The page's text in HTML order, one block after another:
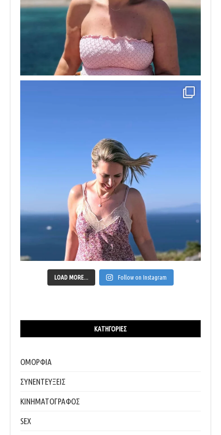
LOAD MORE... Follow on Instagram
ΚΑΤΗΓΟΡΊΕΣ
ΟΜΟΡΦΙΑ
ΣΥΝΕΝΤΕΥΞΕΙΣ
ΚΙΝΗΜΑΤΟΓΡΑΦΟΣ
SEX